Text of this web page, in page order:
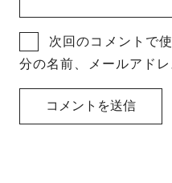
次回のコメントで
分の名前、メールアド